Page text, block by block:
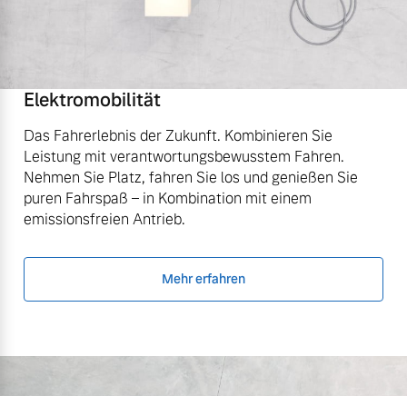
Elektromobilität
Das Fahrerlebnis der Zukunft. Kombinieren Sie
Leistung mit verantwortungsbewusstem Fahren.
Nehmen Sie Platz, fahren Sie los und genießen Sie
puren Fahrspaß – in Kombination mit einem
emissionsfreien Antrieb.
Mehr erfahren